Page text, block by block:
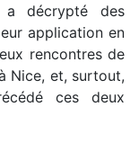
a décrypté des
application en
rencontres de
Nice, et, surtout,
ces deux